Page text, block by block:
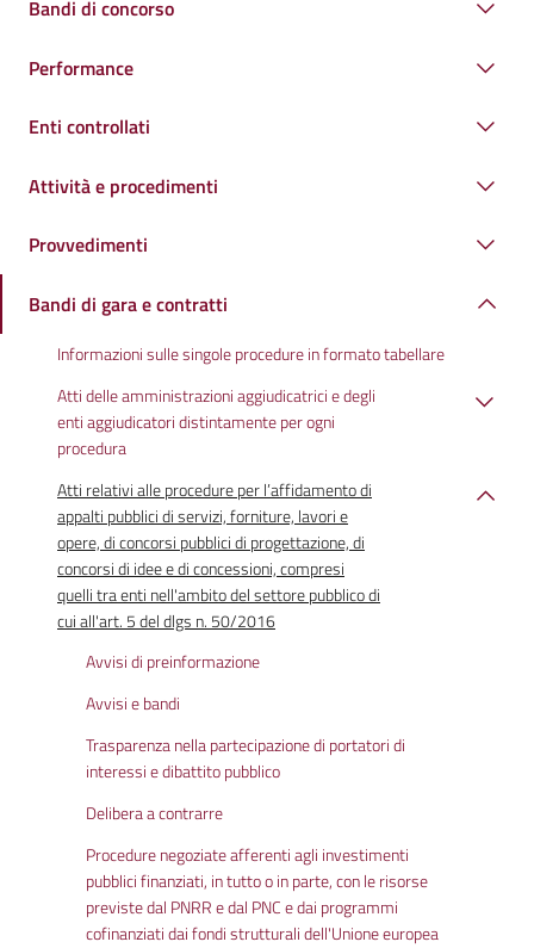
Bandi di concorso
Performance
Enti controllati
Attività e procedimenti
Provvedimenti
Bandi di gara e contratti
Informazioni sulle singole procedure in formato tabellare
Atti delle amministrazioni aggiudicatrici e degli
enti aggiudicatori distintamente per ogni
procedura
Atti relativi alle procedure per l’affidamento di
appalti pubblici di servizi, forniture, lavori e
opere, di concorsi pubblici di progettazione, di
concorsi di idee e di concessioni, compresi
quelli tra enti nell'ambito del settore pubblico di
cui all'art. 5 del dlgs n. 50/2016
Avvisi di preinformazione
Avvisi e bandi
Trasparenza nella partecipazione di portatori di
interessi e dibattito pubblico
Delibera a contrarre
Procedure negoziate afferenti agli investimenti
pubblici finanziati, in tutto o in parte, con le risorse
previste dal PNRR e dal PNC e dai programmi
cofinanziati dai fondi strutturali dell'Unione europea